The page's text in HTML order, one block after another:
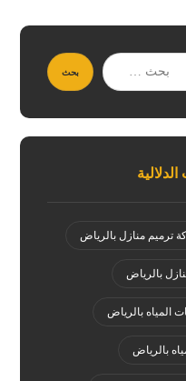
ترميم منازل بالرياض
بالرياض
بالرياض
بالرياض